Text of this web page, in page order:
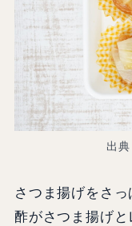
出
さつま揚げをさ
酢がさつま揚げ